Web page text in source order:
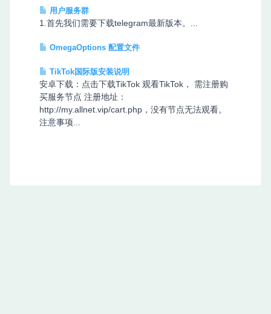
用户服务群
1.首先我们需要下载telegram最新版本。...
OmegaOptions 配置文件
TikTok国际版安装说明
安卓下载：点击下载TikTok 观看TikTok， 需注册购
买服务节点 注册地址：
http://my.allnet.vip/cart.php，没有节点无法观看。
注意事项...